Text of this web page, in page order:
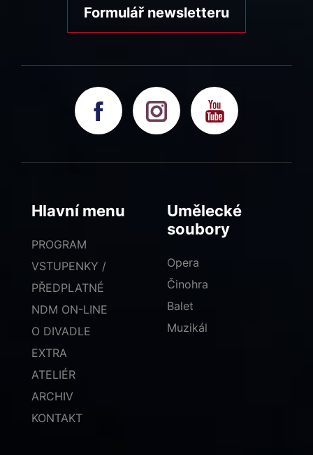
Formulář newsletteru
Hlavní menu
PROGRAM
VSTUPENKY /
PŘEDPLATNÉ
NDM ON-LINE
O DIVADLE
EXTRA
ATELIÉR
ARCHIV
KONTAKT
Umělecké
soubory
Opera
Činohra
Balet
Muzikál